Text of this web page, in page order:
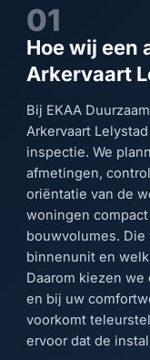
01
Hoe wij een
Arkervaart
Bij EKAA
Arkervaart
inspectie. We
afmetingen,
oriëntatie van de
woningen
bouwvolumes.
binnenunit en
Daarom kiezen
en bij uw
voorkomt
ervoor dat de